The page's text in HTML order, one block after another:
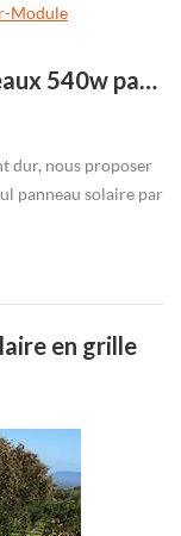
Module
Futuresolar de libérer de nouveaux 540w panneaux solaires
dur, nous proposer
panneau solaire par
en grille